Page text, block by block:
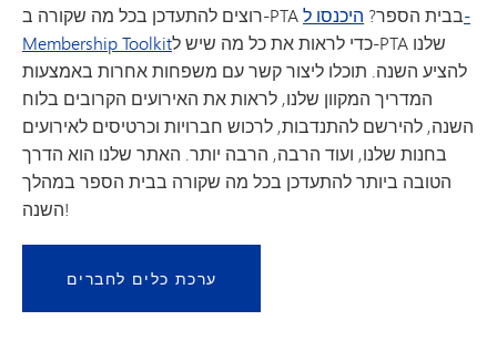
רוצים להתעדכן בכל מה שקורה ב-PTA בבית הספר? היכנסו ל-
Membership Toolkitכדי לראות את כל מה שיש ל-PTA שלנו
להציע השנה. תוכלו ליצור קשר עם משפחות אחרות באמצעות
המדריך המקוון שלנו, לראות את האירועים הקרובים בלוח
השנה, להירשם להתנדבות, לרכוש חברויות וכרטיסים לאירועים
בחנות שלנו, ועוד הרבה, הרבה יותר. האתר שלנו הוא הדרך
הטובה ביותר להתעדכן בכל מה שקורה בבית הספר במהלך
השנה!
ערכת כלים לחברים